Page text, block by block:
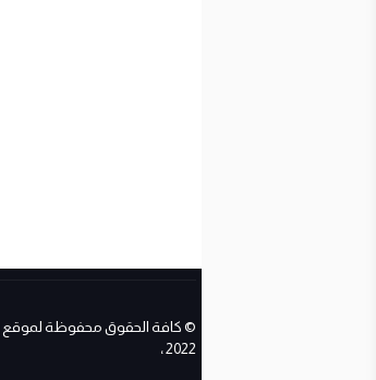
2022 ،